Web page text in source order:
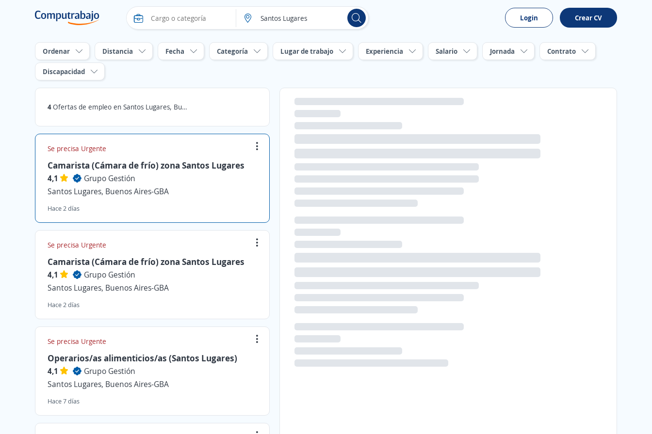
Login Crear CV
Ordenar Distancia Fecha Categoría Lugar de trabajo Experiencia Salario Jornada Contrato
Discapacidad
4Ofertas de empleo en Santos Lugares, Buenos Aires-GBA
Se precisa Urgente
Camarista (Cámara de frío) zona Santos Lugares
4,1
Grupo Gestión
Santos Lugares, Buenos Aires-GBA
Hace 2 días
Se precisa Urgente
Camarista (Cámara de frío) zona Santos Lugares
4,1
Grupo Gestión
Santos Lugares, Buenos Aires-GBA
Hace 2 días
Se precisa Urgente
Operarios/as alimenticios/as (Santos Lugares)
4,1
Grupo Gestión
Santos Lugares, Buenos Aires-GBA
Hace 7 días